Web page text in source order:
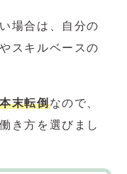
場合は、自分の
スキルベースの
末転倒なので、
き方を選びまし